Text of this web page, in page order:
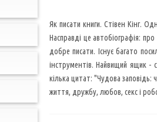
Як писати книги. Стівен Кінг.
Насправді це автобіографія:
добре писати. Існує багато
інструментів. Найвищий ящик -
кілька цитат: "Чудова заповідь:
життя, дружбу, любов, секс і